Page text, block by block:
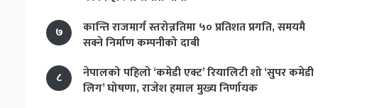
७
कान्ति राजमार्ग स्तरोन्नतिमा ५० प्रतिशत प्रगति, समयमै
सक्ने निर्माण कम्पनीको दाबी
८
नेपालको पहिलो ‘कमेडी एक्ट’ रियालिटी शो ‘सुपर कमेडी
लिग’ घोषणा, राजेश हमाल मुख्य निर्णायक